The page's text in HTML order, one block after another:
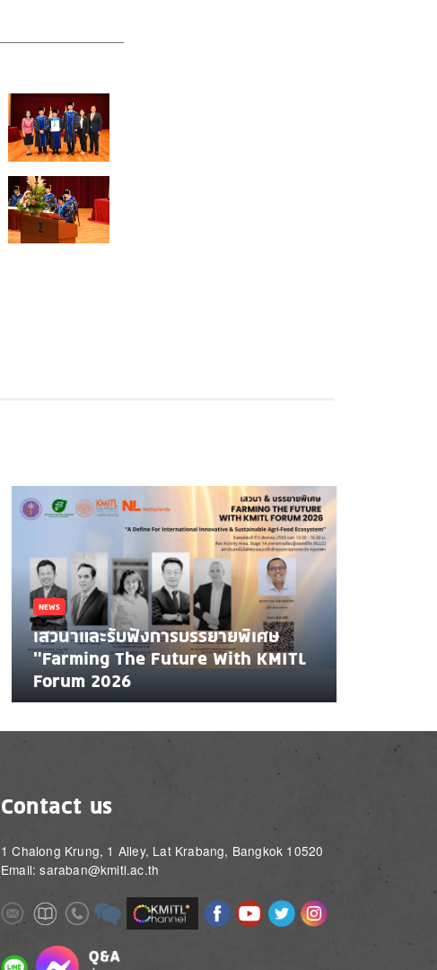
NEWS
เสวนาและรับฟังการบรรยายพิเศษ
"Farming The Future With KMITL
Forum 2026
Contact us
1 Chalong Krung, 1 Alley, Lat Krabang, Bangkok 10520
Email: saraban@kmitl.ac.th
ImageImageImageImage Image ImageImageImageImage
Image Image